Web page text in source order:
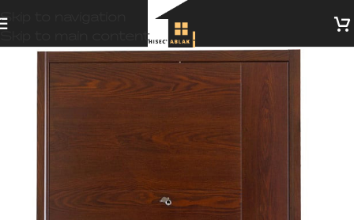
Skip to navigation
Skip to main content